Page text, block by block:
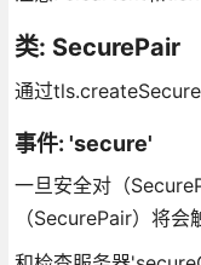
类: SecurePair
通过
事件: 'secure'
一旦安全对（
（SecurePair）将会